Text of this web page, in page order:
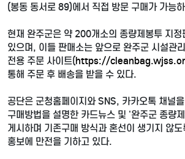
(봉동 동서로 89)에서 직접 방문 구매가 가능
현재 완주군은 약 200개소의 종량제봉투 지정
있으며, 이들 판매소는 앞으로 완주군 시설관
전용 주문 사이트(https://
통해 주문 후 배송을 받을 수 있다.
공단은 군청홈페이지와 SNS, 카카오톡 채널
구매방법을 설명한 카드뉴스 및 '완주군 종량
게시하며 기존구매 방식과 혼선이 생기지 않
홍보에 만전을 기하고 있다.